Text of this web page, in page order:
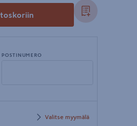
POSTINUMERO
postinumero
Valitse myymälä